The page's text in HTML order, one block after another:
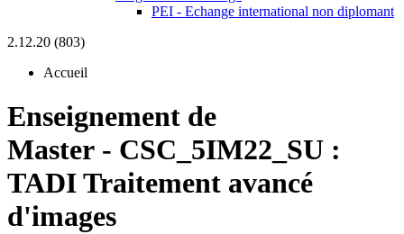
PEI - Echange international non diplomant
2.12.20 (803)
Accueil
Enseignement de
Master - CSC_5IM22_SU :
TADI Traitement avancé
d'images